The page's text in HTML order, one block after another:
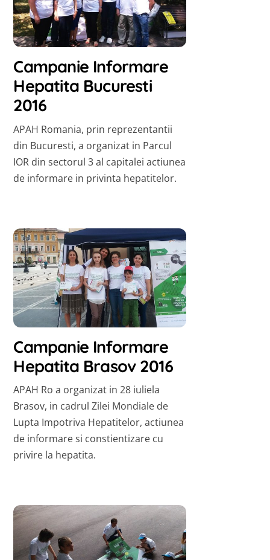
Campanie Informare
Hepatita Bucuresti
2016
APAH Romania, prin reprezentantii
din Bucuresti, a organizat in Parcul
IOR din sectorul 3 al capitalei actiunea
de informare in privinta hepatitelor.
Campanie Informare
Hepatita Brasov 2016
APAH Ro a organizat in 28 iuliela
Brasov, in cadrul Zilei Mondiale de
Lupta Impotriva Hepatitelor, actiunea
de informare si constientizare cu
privire la hepatita.